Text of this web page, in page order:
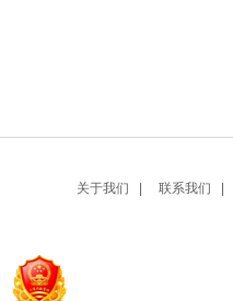
关于我们 | 联系我们 |